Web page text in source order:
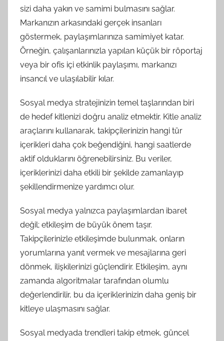
sizi daha yakın ve samimi bulmasını sağlar.
Markanızın arkasındaki gerçek insanları
göstermek, paylaşımlarınıza samimiyet katar.
Örneğin, çalışanlarınızla yapılan küçük bir röportaj
veya bir ofis içi etkinlik paylaşımı, markanızı
insancıl ve ulaşılabilir kılar.
Sosyal medya stratejinizin temel taşlarından biri
de hedef kitlenizi doğru analiz etmektir. Kitle analiz
araçlarını kullanarak, takipçilerinizin hangi tür
içerikleri daha çok beğendiğini, hangi saatlerde
aktif olduklarını öğrenebilirsiniz. Bu veriler,
içeriklerinizi daha etkili bir şekilde zamanlayıp
şekillendirmenize yardımcı olur.
Sosyal medya yalnızca paylaşımlardan ibaret
değil; etkileşim de büyük önem taşır.
Takipçilerinizle etkileşimde bulunmak, onların
yorumlarına yanıt vermek ve mesajlarına geri
dönmek, ilişkilerinizi güçlendirir. Etkileşim, aynı
zamanda algoritmalar tarafından olumlu
değerlendirilir, bu da içeriklerinizin daha geniş bir
kitleye ulaşmasını sağlar.
Sosyal medyada trendleri takip etmek, güncel